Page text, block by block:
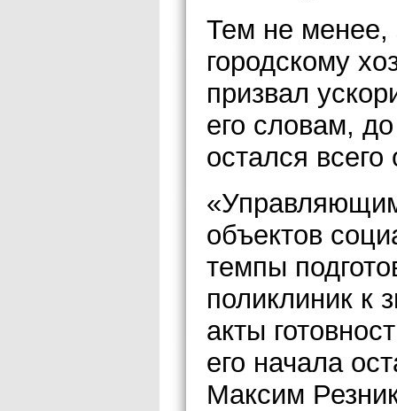
Тем не менее,
городскому
призвал
его словам,
остался
объектов
темпы
поликлиник к
акты
его начала
Максим